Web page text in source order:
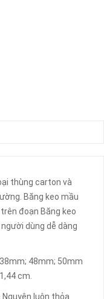
thùng carton và
Băng keo mầu
đoạn Băng keo
dùng dễ dàng
48mm; 50mm
cm.
luôn thỏa